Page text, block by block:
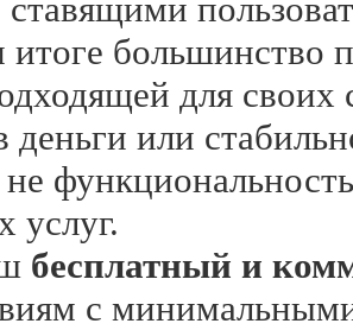
большинство
для своих
деньги или
не
услуг.
бесплатный и
с